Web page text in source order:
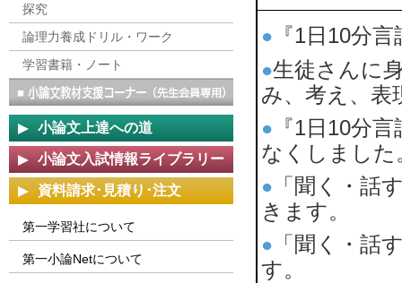
探究
論理力養成ドリル・ワーク
学習書籍・ノート
小論文上達への道
小論文入試情報ライブラリー
資料請求･見積り･注文
第一学習社について
第一小論Netについて
● 『1日10分
●生徒さんに
み、考え、表
● 『1日10分
なくしまし
● 「聞く・話
きます。
● 「聞く・話
す。